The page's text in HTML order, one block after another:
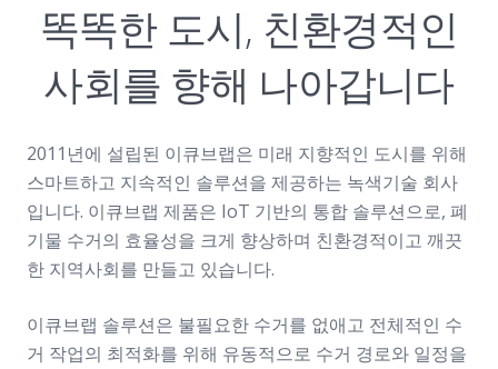
똑똑한 도시, 친환경적인
사회를 향해 나아갑니다
2011년에 설립된 이큐브랩은 미래 지향적인 도시를 위해
스마트하고 지속적인 솔루션을 제공하는 녹색기술 회사
입니다. 이큐브랩 제품은 IoT 기반의 통합 솔루션으로, 폐
기물 수거의 효율성을 크게 향상하며 친환경적이고 깨끗
한 지역사회를 만들고 있습니다.
이큐브랩 솔루션은 불필요한 수거를 없애고 전체적인 수
거 작업의 최적화를 위해 유동적으로 수거 경로와 일정을